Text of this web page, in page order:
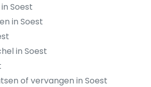
Soest
in Soest
in Soest
of vervangen in Soest